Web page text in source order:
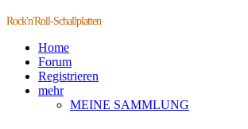
Rock'n'Roll-Schallplatten
Home
Forum
Registrieren
mehr
MEINE SAMMLUNG